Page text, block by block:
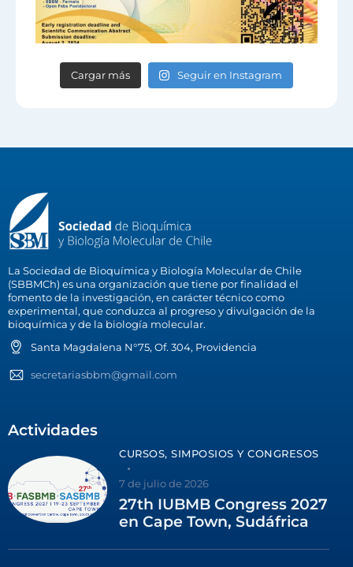
Cargar más Seguir en Instagram
La Sociedad de Bioquímica y Biología Molecular de Chile
(SBBMCh) es una organización que tiene por finalidad el
fomento de la investigación, en carácter técnico como
experimental, que conduzca al progreso y divulgación de la
bioquímica y de la biología molecular.
Santa Magdalena N°75, Of. 304, Providencia
secretariasbbm@gmail.com
Actividades
CURSOS, SIMPOSIOS Y CONGRESOS
7 de julio de 2026
27th IUBMB Congress 2027
en Cape Town, Sudáfrica